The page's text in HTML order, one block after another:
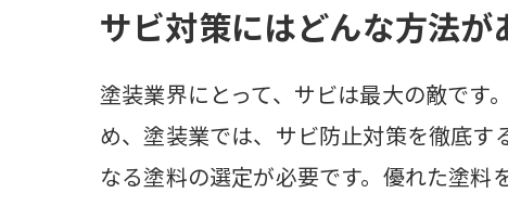
サビ対策にはどんな方法が
塗装業界にとって、サビは最大の敵です
め、塗装業では、サビ防止対策を徹底す
なる塗料の選定が必要です。優れた塗